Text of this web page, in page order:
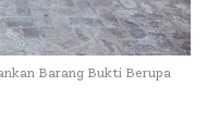
Barang Bukti Berupa